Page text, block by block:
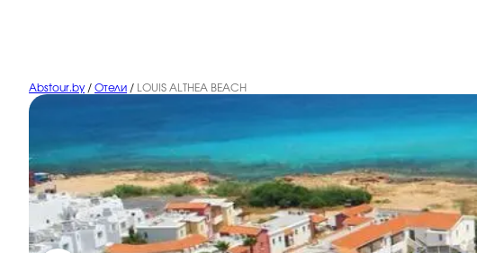
Abstour.by / Отели / LOUIS ALTHEA BEACH